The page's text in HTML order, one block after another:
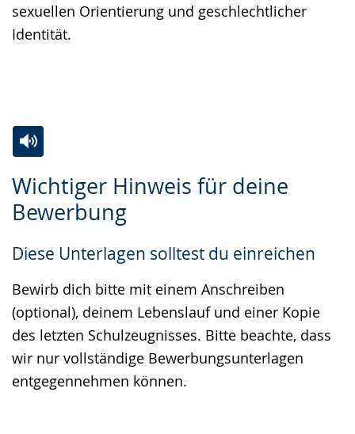
sexuellen Orientierung und geschlechtlicher
Identität.
Wichtiger Hinweis für deine
Bewerbung
Diese Unterlagen solltest du einreichen
Bewirb dich bitte mit einem Anschreiben
(optional), deinem Lebenslauf und einer Kopie
des letzten Schulzeugnisses. Bitte beachte, dass
wir nur vollständige Bewerbungsunterlagen
entgegennehmen können.
Leichten
Sprache
Audio-
Unterstützung.
Video
in
Gebärdensprache
wird
angezeigt.